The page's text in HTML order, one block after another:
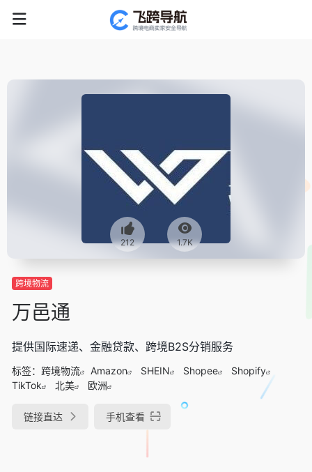
212 1.7K
跨境物流
万邑通
提供国际速递、金融贷款、跨境B2S分销服务
标签： 跨境物流 Amazon SHEIN Shopee
Shopify
TikTok
北美 欧洲
链接直达 手机查看